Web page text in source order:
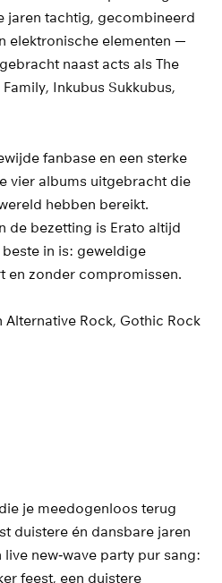
jaren tachtig, gecombineerd
elektronische elementen —
naast acts als The
Inkubus Sukkubus,
fanbase en een sterke
vier albums uitgebracht die
hebben bereikt.
de bezetting is Erato altijd
in is: geweldige
en zonder compromissen.
Alternative Rock, Gothic Rock
je meedogenloos terug
duistere én dansbare jaren
live new‑wave party pur sang:
feest, een duistere
Inzoomen